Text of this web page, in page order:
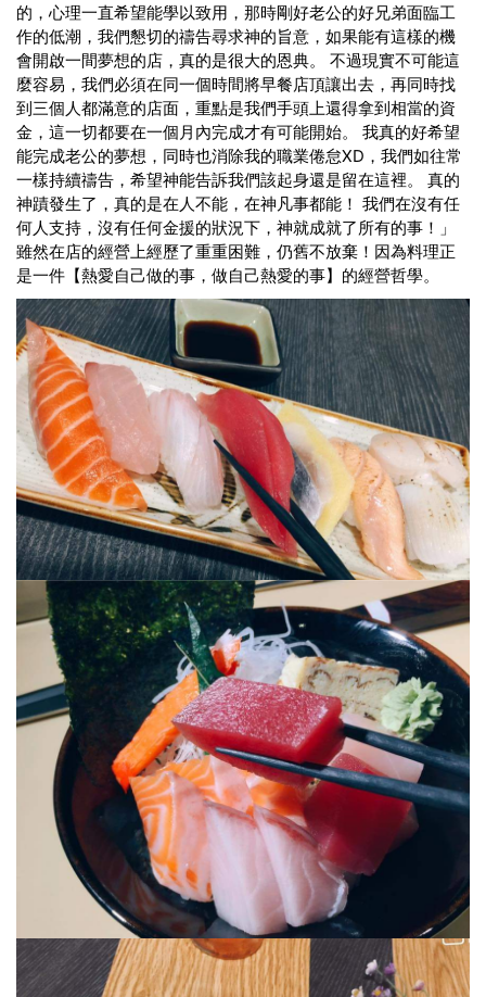
的，心理一直希望能學以致用，那時剛好老公的好兄弟面臨工
作的低潮，我們懇切的禱告尋求神的旨意，如果能有這樣的機
會開啟一間夢想的店，真的是很大的恩典。 不過現實不可能這
麼容易，我們必須在同一個時間將早餐店頂讓出去，再同時找
到三個人都滿意的店面，重點是我們手頭上還得拿到相當的資
金，這一切都要在一個月內完成才有可能開始。 我真的好希望
能完成老公的夢想，同時也消除我的職業倦怠XD，我們如往常
一樣持續禱告，希望神能告訴我們該起身還是留在這裡。 真的
神蹟發生了，真的是在人不能，在神凡事都能！ 我們在沒有任
何人支持，沒有任何金援的狀況下，神就成就了所有的事！」
雖然在店的經營上經歷了重重困難，仍舊不放棄！因為料理正
是一件【熱愛自己做的事，做自己熱愛的事】的經營哲學。